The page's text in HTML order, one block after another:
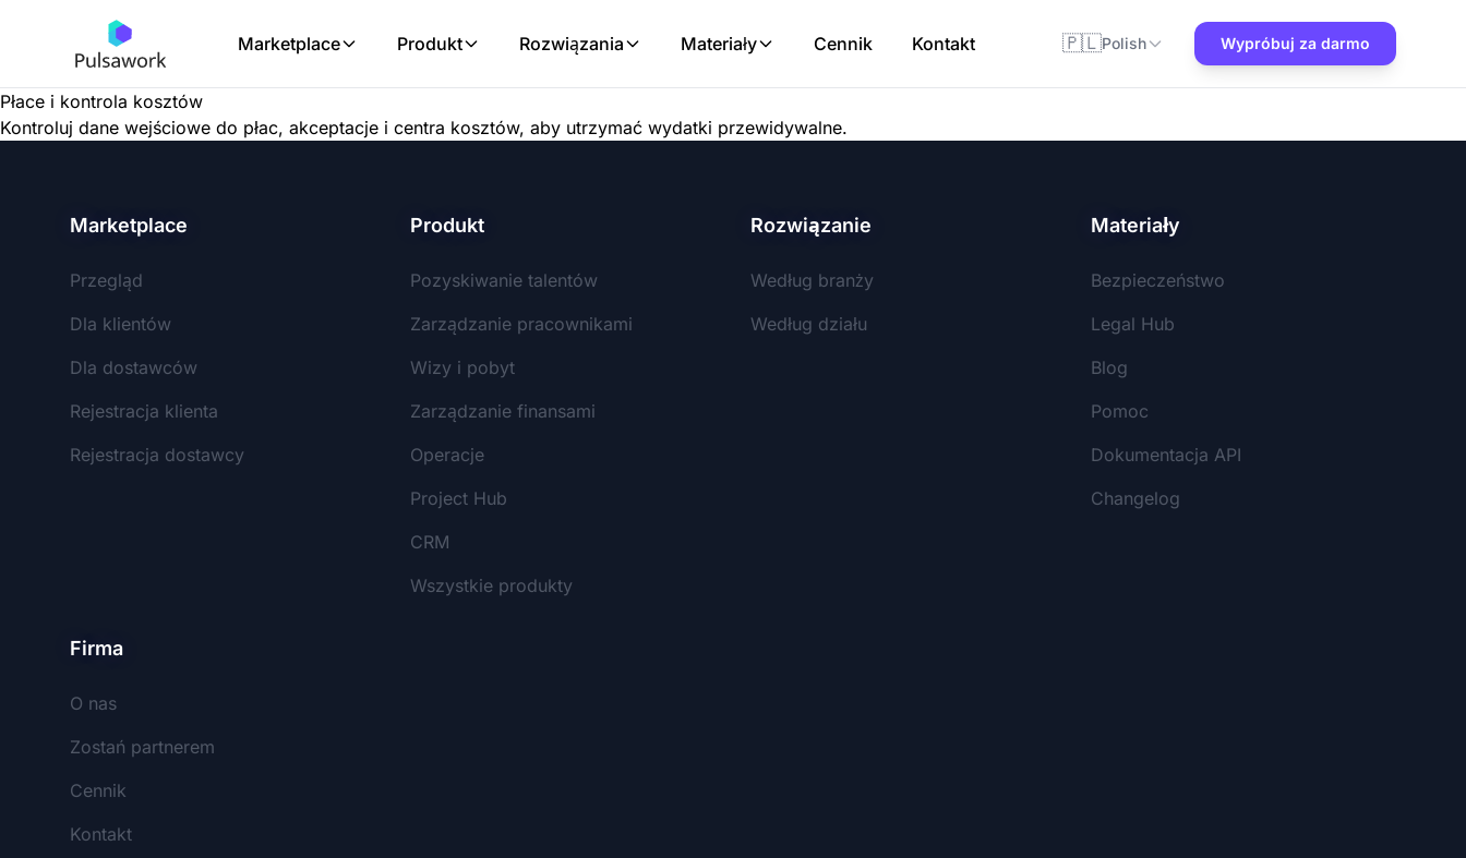
Marketplace Produkt Rozwiązania Materiały Cennik Kontakt 🇵🇱Polish Wypróbuj za darmo
Płace i kontrola kosztów
Kontroluj dane wejściowe do płac, akceptacje i centra kosztów, aby utrzymać wydatki przewidywalne.
Marketplace
Przegląd
Dla klientów
Dla dostawców
Rejestracja klienta
Rejestracja dostawcy
Produkt
Pozyskiwanie talentów
Zarządzanie pracownikami
Wizy i pobyt
Zarządzanie finansami
Operacje
Project Hub
CRM
Wszystkie produkty
Rozwiązanie
Według branży
Według działu
Materiały
Bezpieczeństwo
Legal Hub
Blog
Pomoc
Dokumentacja API
Changelog
Firma
O nas
Zostań partnerem
Cennik
Kontakt